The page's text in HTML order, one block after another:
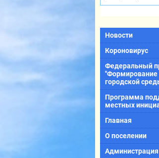
Новости
Короновирус
Федеральный
городской
Программа
местных
Главная
О поселении
Администрация